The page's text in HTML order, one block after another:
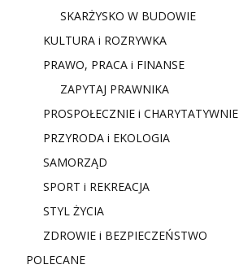
SKARŻYSKO W BUDOWIE
KULTURA i ROZRYWKA
PRAWO, PRACA i FINANSE
ZAPYTAJ PRAWNIKA
PROSPOŁECZNIE i CHARYTATYWNIE
PRZYRODA i EKOLOGIA
SAMORZĄD
SPORT i REKREACJA
STYL ŻYCIA
ZDROWIE i BEZPIECZEŃSTWO
POLECANE